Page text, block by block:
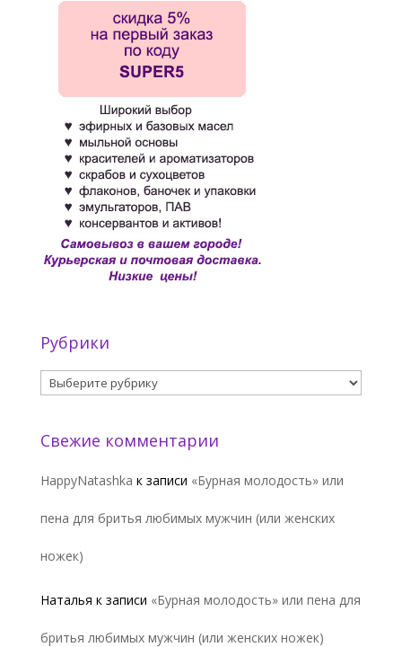
Рубрики
Рубрики
Свежие комментарии
HappyNatashka к записи «Бурная молодость» или
пена для бритья любимых мужчин (или женских
ножек)
Наталья к записи «Бурная молодость» или пена для
бритья любимых мужчин (или женских ножек)